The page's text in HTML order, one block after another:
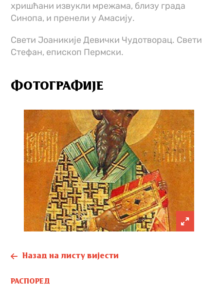
хришћани извукли мрежама, близу града
Синопа, и пренели у Амасију.
Свети Јоаникије Девички Чудотворац. Свети
Стефан, епископ Пермски.
ФОТОГРАФИЈЕ
Назад на листу вијести
РАСПОРЕД